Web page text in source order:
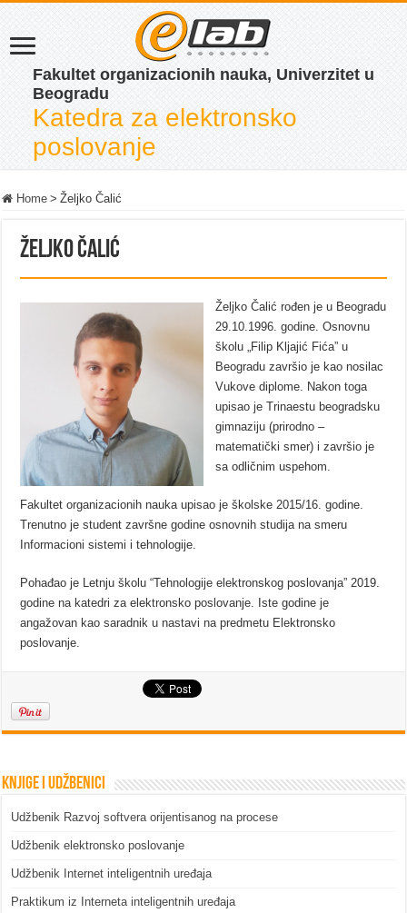
Fakultet organizacionih nauka, Univerzitet u
Beogradu
Katedra za elektronsko
poslovanje
Home > Željko Čalić
Željko Čalić
Željko Čalić rođen je u Beogradu
29.10.1996. godine. Osnovnu
školu „Filip Kljajić Fića” u
Beogradu završio je kao nosilac
Vukove diplome. Nakon toga
upisao je Trinaestu beogradsku
gimnaziju (prirodno –
matematički smer) i završio je
sa odličnim uspehom.
Fakultet organizacionih nauka upisao je školske 2015/16. godine.
Trenutno je student završne godine osnovnih studija na smeru
Informacioni sistemi i tehnologije.
Pohađao je Letnju školu “Tehnologije elektronskog poslovanja” 2019.
godine na katedri za elektronsko poslovanje. Iste godine je
angažovan kao saradnik u nastavi na predmetu Elektronsko
poslovanje.
Knjige i udžbenici
Udžbenik Razvoj softvera orijentisanog na procese
Udžbenik elektronsko poslovanje
Udžbenik Internet inteligentnih uređaja
Praktikum iz Interneta inteligentnih uređaja